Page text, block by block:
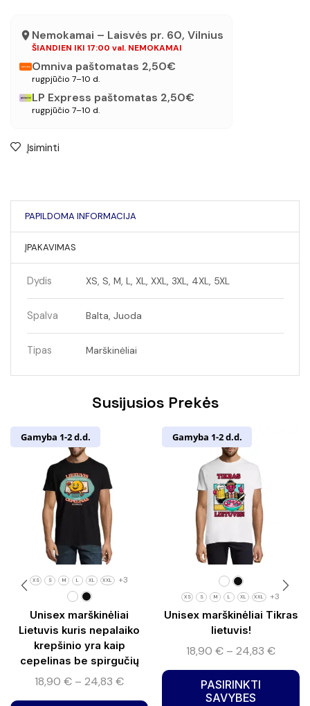
Nemokamai – Laisvės pr. 60, Vilnius
ŠIANDIEN IKI 17:00 val. NEMOKAMAI
Omniva paštomatas 2,50€
rugpjūčio 7–10 d.
LP Express paštomatas 2,50€
rugpjūčio 7–10 d.
Įsiminti
PAPILDOMA INFORMACIJA
ĮPAKAVIMAS
Dydis XS, S, M, L, XL, XXL, 3XL, 4XL, 5XL
Spalva Balta, Juoda
Tipas Marškinėliai
Susijusios Prekės
Gamyba 1-2 d.d.
XS S M L XL XXL +3
Unisex marškinėliai
Lietuvis kuris nepalaiko
krepšinio yra kaip
cepelinas be spirgučių
18,90 € – 24,83 €
Gamyba 1-2 d.d.
XS S M L XL XXL +3
Unisex marškinėliai Tikras
lietuvis!
18,90 € – 24,83 €
PASIRINKTI
SAVYBES